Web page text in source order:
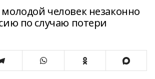
человек незаконно
по случаю потери